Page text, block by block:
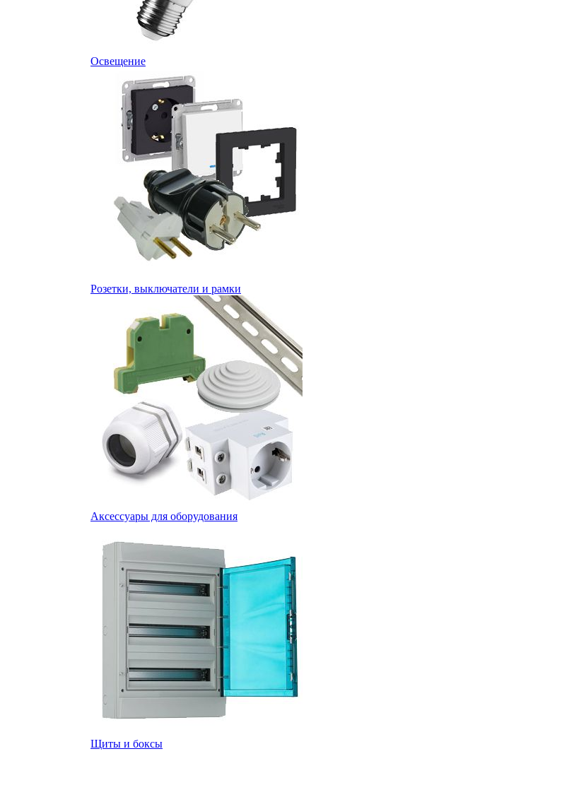
Освещение
Розетки, выключатели и рамки
Аксессуары для оборудования
Щиты и боксы